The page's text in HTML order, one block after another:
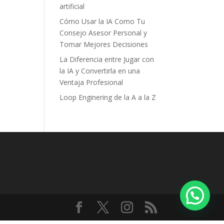
artificial
Cómo Usar la IA Como Tu
Consejo Asesor Personal y
Tomar Mejores Decisiones
La Diferencia entre Jugar con
la IA y Convertirla en una
Ventaja Profesional
Loop Enginering de la A a la Z